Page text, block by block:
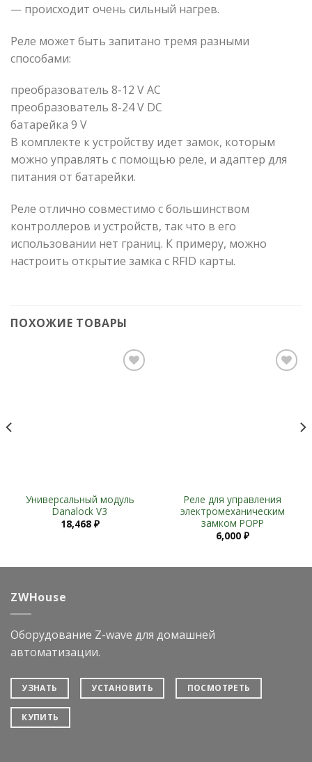
— происходит очень сильный нагрев.
Реле может быть запитано тремя разными
способами:
преобразователь 8-12 V AC
преобразователь 8-24 V DC
батарейка 9 V
В комплекте к устройству идет замок, которым
можно управлять с помощью реле, и адаптер для
питания от батарейки.
Реле отлично совместимо с большинством
контроллеров и устройств, так что в его
использовании нет границ. К примеру, можно
настроить открытие замка с RFID карты.
ПОХОЖИЕ ТОВАРЫ
Универсальный модуль
Danalock V3
18,468 ₽
Реле для управления
электромеханическим
замком POPP
6,000 ₽
ZWHouse
Оборудование Z-wave для домашней
автоматизации.
УЗНАТЬ УСТАНОВИТЬ ПОСМОТРЕТЬ
КУПИТЬ